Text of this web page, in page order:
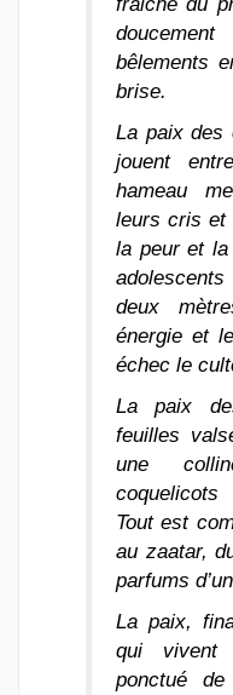
bêlements
brise.
La paix des
jouent
hameau
leurs cris et
la peur et
deux
énergie et
échec le
La paix
feuilles
une
Tout est
au zaatar,
parfums
La paix,
qui
ponctué